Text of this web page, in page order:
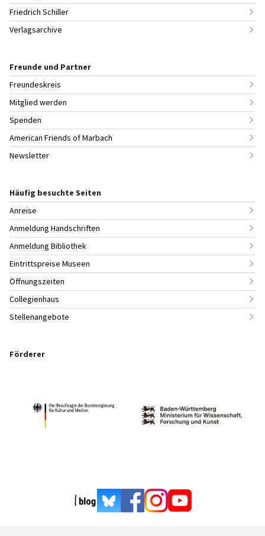
Friedrich Schiller
Verlagsarchive
Freunde und Partner
Freundeskreis
Mitglied werden
Spenden
American Friends of Marbach
Newsletter
Häufig besuchte Seiten
Anreise
Anmeldung Handschriften
Anmeldung Bibliothek
Eintrittspreise Museen
Öffnungszeiten
Collegienhaus
Stellenangebote
Förderer